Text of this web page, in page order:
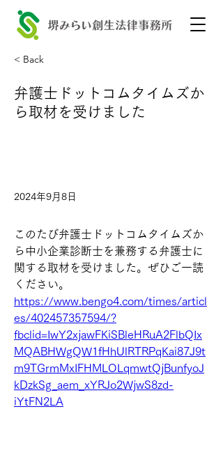
< Back
弁護士ドットコムタイムズか
ら取材を受けました
2024年9月8日
このたび弁護士ドットコムタイムズか
ら中小企業診断士を兼務する弁護士に
関する取材を受けました。ぜひご一読
ください。
https://www.bengo4.com/times/articl
es/402457357594/?
fbclid=IwY2xjawFKiSBleHRuA2FlbQIx
MQABHWgQW1fHhUlRTRPqKai87J9t
m9TGrmMxIFHMLOLqmwtQjBunfyoJ
kDzkSg_aem_xYRJo2WjwS8zd-
iYtFN2LA